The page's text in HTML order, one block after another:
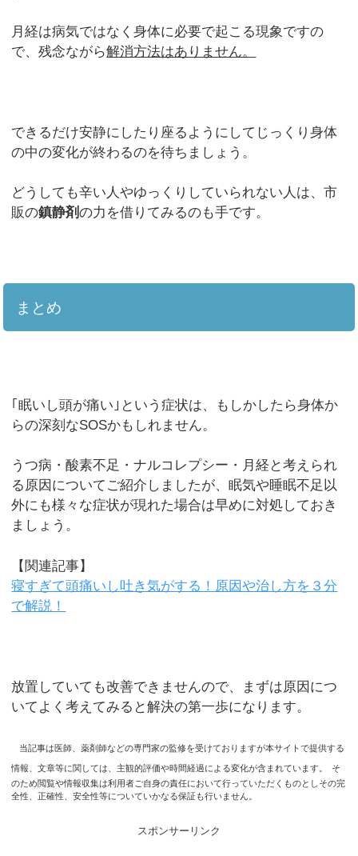
月経は病気ではなく身体に必要で起こる現象ですの
で、残念ながら解消方法はありません。
できるだけ安静にしたり座るようにしてじっくり身体
の中の変化が終わるのを待ちましょう。
どうしても辛い人やゆっくりしていられない人は、市
販の鎮静剤の力を借りてみるのも手です。
まとめ
｢眠いし頭が痛い｣という症状は、もしかしたら身体か
らの深刻なSOSかもしれません。
うつ病・酸素不足・ナルコレプシー・月経と考えられ
る原因についてご紹介しましたが、眠気や睡眠不足以
外にも様々な症状が現れた場合は早めに対処しておき
ましょう。
【関連記事】
寝すぎて頭痛いし吐き気がする！原因や治し方を３分
で解説！
放置していても改善できませんので、まずは原因につ
いてよく考えてみると解決の第一歩になります。
当記事は医師、薬剤師などの専門家の監修を受けておりますが本サイトで提供する
情報、文章等に関しては、主観的評価や時間経過による変化が含まれています。
そ
のため閲覧や情報収集は利用者ご自身の責任において行っていただくものとしその完
全性、正確性、安全性等についていかなる保証も行いません。
スポンサーリンク